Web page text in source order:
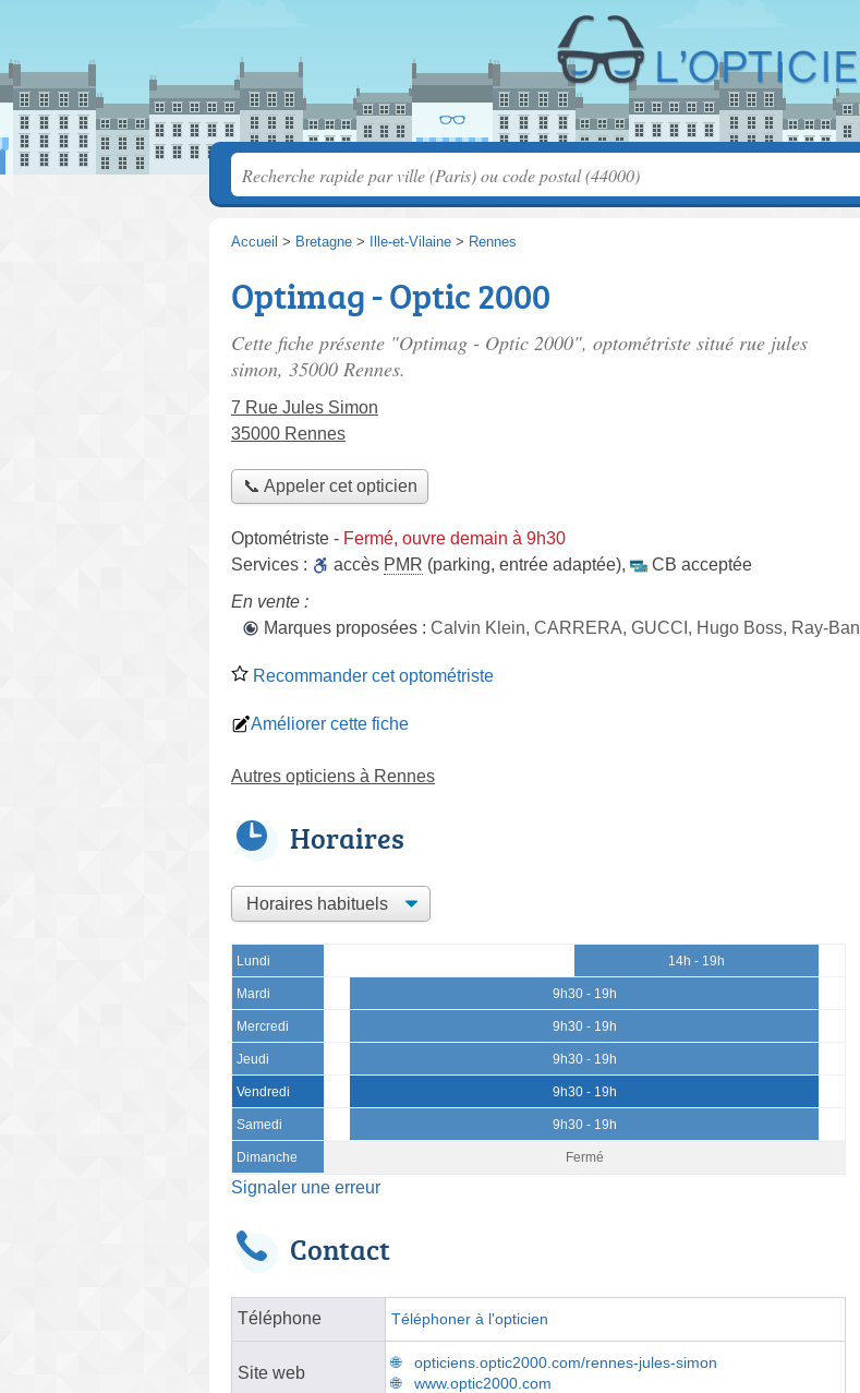
Accueil > Bretagne > Ille-et-Vilaine > Rennes
Optimag - Optic 2000
Cette fiche présente "Optimag - Optic 2000", optométriste situé rue jules
simon, 35000 Rennes.
7 Rue Jules Simon
35000 Rennes
📞 Appeler cet opticien
Optométriste - Fermé, ouvre demain à 9h30
Services :
accès PMR (parking, entrée adaptée),
CB acceptée
En vente :
Marques proposées : Calvin Klein, CARRERA, GUCCI, Hugo Boss, Ray-Ban
Recommander cet optométriste
Améliorer cette fiche
Autres opticiens à Rennes
Horaires
Lundi 14h - 19h
Mardi 9h30 - 19h
Mercredi 9h30 - 19h
Jeudi 9h30 - 19h
Vendredi 9h30 - 19h
Samedi 9h30 - 19h
Dimanche Fermé
Signaler une erreur
Contact
Téléphone Téléphoner à l'opticien
Site web
opticiens.optic2000.com/rennes-jules-simon
www.optic2000.com